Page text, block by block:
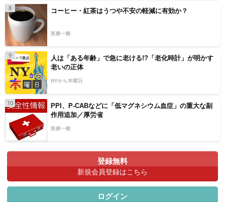
8 コーヒー・紅茶はうつや不安の軽減に有効か？
医療一般
9
人は「ある年齢」で急に老ける!?「老化時計」が明かす
老いの正体
NYから木曜日
10
PPI、P-CABなどに「低マグネシウム血症」の重大な副
作用追加／厚労省
医療一般
登録無料
新規会員登録はこちら
ログイン